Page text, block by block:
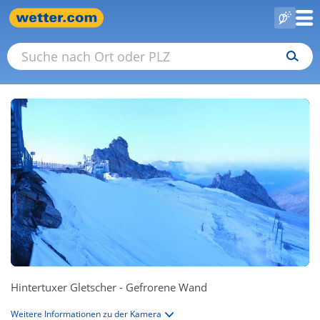
Hintertuxer Gletscher - Gefrorene Wand
Weitere Informationen zu der Kamera